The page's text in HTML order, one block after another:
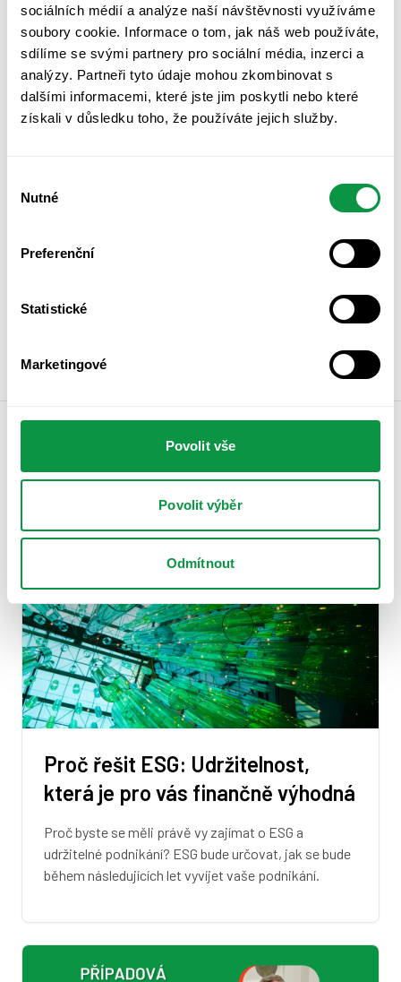
sociálních médií a analýze naší návštěvnosti využíváme
soubory cookie. Informace o tom, jak náš web používáte,
sdílíme se svými partnery pro sociální média, inzerci a
analýzy. Partneři tyto údaje mohou zkombinovat s
dalšími informacemi, které jste jim poskytli nebo které
získali v důsledku toho, že používáte jejich služby.
souhlasu
Nutné
Preferenční
Statistické
Marketingové
Povolit vše
Povolit výběr
Odmítnout
Z udržitelnosti je nejvíce zajímají témata jakoESG
reporting,strategie udržitelnostinebovýpočet uhlíkové
stopy. Zásadní dopad na udržitelnost a na změnu klimatu
má energetika a využívání obnovitelných zdrojů energie a
také energetická účinnost budov – to jsou nejčastěji
financované typy investic ve firmách. I když kolikrát tyto
Kde se o partnerství Impact Metrics s
Komerční bankou dozvíte více?
Chcete se dozvědět více o zvýhodněném přístupu do
Navštivtenáš web
Další články
Proč řešit ESG: Udržitelnost,
která je pro vás finančně výhodná
Proč byste se měli právě vy zajímat o ESG a
udržitelné podnikání? ESG bude určovat, jak se bude
během následujících let vyvíjet vaše podnikání.